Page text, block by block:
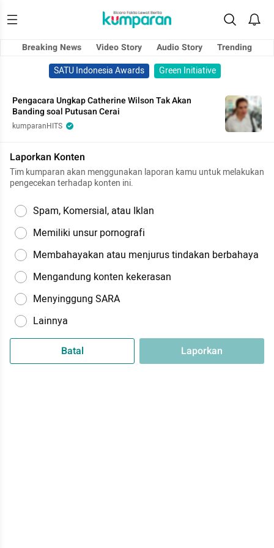
Breaking News Video Story Audio Story
Trending
SATU Indonesia Awards
Green Initiative
Pengacara Ungkap Catherine Wilson Tak Akan
Banding soal Putusan Cerai
kumparanHITS
Laporkan Konten
Tim kumparan akan menggunakan laporan kamu untuk melakukan
pengecekan terhadap konten ini.
Spam, Komersial, atau Iklan
Memiliki unsur pornografi
Membahayakan atau menjurus tindakan berbahaya
Mengandung konten kekerasan
Menyinggung SARA
Lainnya
Batal Laporkan